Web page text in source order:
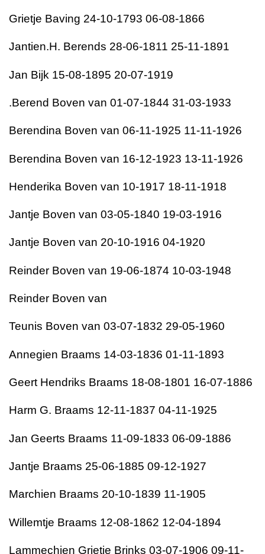
Grietje Baving 24-10-1793 06-08-1866
Jantien.H. Berends 28-06-1811 25-11-1891
Jan Bijk 15-08-1895 20-07-1919
.Berend Boven van 01-07-1844 31-03-1933
Berendina Boven van 06-11-1925 11-11-1926
Berendina Boven van 16-12-1923 13-11-1926
Henderika Boven van 10-1917 18-11-1918
Jantje Boven van 03-05-1840 19-03-1916
Jantje Boven van 20-10-1916 04-1920
Reinder Boven van 19-06-1874 10-03-1948
Reinder Boven van
Teunis Boven van 03-07-1832 29-05-1960
Annegien Braams 14-03-1836 01-11-1893
Geert Hendriks Braams 18-08-1801 16-07-1886
Harm G. Braams 12-11-1837 04-11-1925
Jan Geerts Braams 11-09-1833 06-09-1886
Jantje Braams 25-06-1885 09-12-1927
Marchien Braams 20-10-1839 11-1905
Willemtje Braams 12-08-1862 12-04-1894
Lammechien Grietje Brinks 03-07-1906 09-11-